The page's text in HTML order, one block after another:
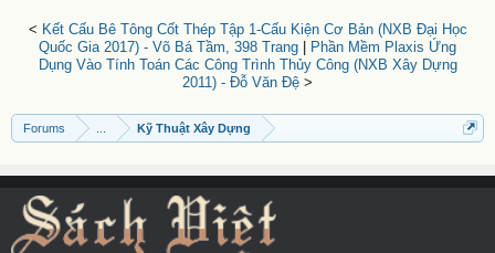
< Kết Cấu Bê Tông Cốt Thép Tập 1-Cấu Kiện Cơ Bản (NXB Đại Học
Quốc Gia 2017) - Võ Bá Tầm, 398 Trang
Phần Mềm Plaxis Ứng
Dụng Vào Tính Toán Các Công Trình Thủy Công (NXB Xây Dựng
2011) - Đỗ Văn Đệ >
Forums Kỹ Thuật Xây Dựng